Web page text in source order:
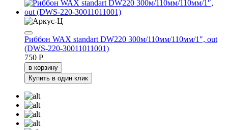
Риббон WAX standart DW220 300м/110мм/110мм/1″, out
(DWS-220-30011011001)
750 Р
в корзину
Купить в один клик